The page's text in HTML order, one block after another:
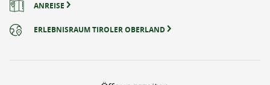
ANREISE
ERLEBNISRAUM TIROLER OBERLAND